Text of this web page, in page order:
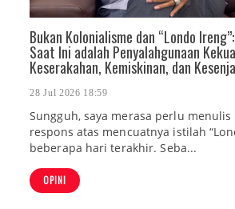
Bukan Kolonialisme dan “Londo
Saat Ini adalah Penyalahgunaan
Keserakahan, Kemiskinan, dan
28 Jul 2026 18:59
Sungguh, saya merasa perlu
respons atas mencuatnya istilah
beberapa hari terakhir. Seba...
OPINI